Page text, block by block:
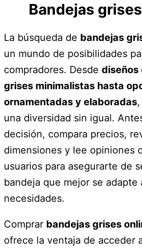
Bandejas
La búsqueda de bandejas
un mundo de posibilidades
compradores. Desde diseños
grises minimalistas hasta
ornamentadas y elaboradas
una diversidad sin igual.
decisión, compara precios,
dimensiones y lee opiniones
usuarios para asegurarte de
bandeja que mejor se adapte
necesidades.
Comprar bandejas grises
ofrece la ventaja de acceder